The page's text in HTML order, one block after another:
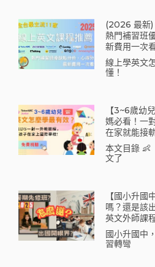
(2026 最新)
熱門補習班
新費用一次
線上學英文
懂！
【3~6歲幼
媽必看！一
在家就能接
本文目錄 👶
文了
【國小升國
嗎？還是該
英文外師課
國小升國中
習轉彎